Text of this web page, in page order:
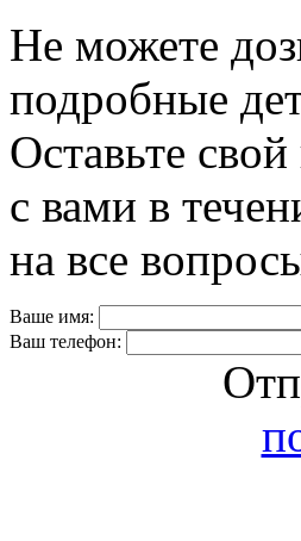
Не можете
подробные
Оставьте
с вами в
на все
Ваше имя:
Ваш телефон: